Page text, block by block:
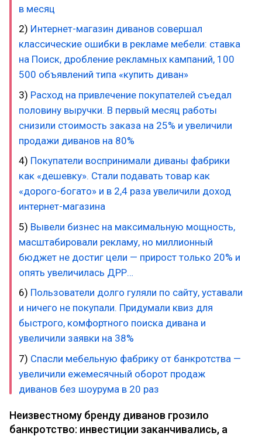
в месяц
2) Интернет-магазин диванов совершал
классические ошибки в рекламе мебели: ставка
на Поиск, дробление рекламных кампаний, 100
500 объявлений типа «купить диван»
3) Расход на привлечение покупателей съедал
половину выручки. В первый месяц работы
снизили стоимость заказа на 25% и увеличили
продажи диванов на 80%
4) Покупатели воспринимали диваны фабрики
как «дешевку». Стали подавать товар как
«дорого-богато» и в 2,4 раза увеличили доход
интернет-магазина
5) Вывели бизнес на максимальную мощность,
масштабировали рекламу, но миллионный
бюджет не достиг цели — прирост только 20% и
опять увеличилась ДРР…
6) Пользователи долго гуляли по сайту, уставали
и ничего не покупали. Придумали квиз для
быстрого, комфортного поиска дивана и
увеличили заявки на 38%
7) Спасли мебельную фабрику от банкротства —
увеличили ежемесячный оборот продаж
диванов без шоурума в 20 раз
Неизвестному бренду диванов грозило
банкротство: инвестиции заканчивались, а